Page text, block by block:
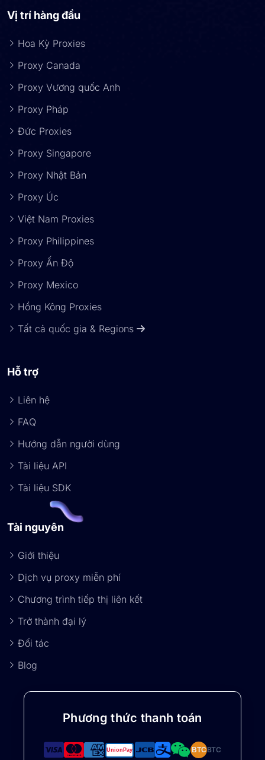
Vị trí hàng đầu
Hoa Kỳ Proxies
Proxy Canada
Proxy Vương quốc Anh
Proxy Pháp
Đức Proxies
Proxy Singapore
Proxy Nhật Bản
Proxy Úc
Việt Nam Proxies
Proxy Philippines
Proxy Ấn Độ
Proxy Mexico
Hồng Kông Proxies
Tất cả quốc gia & Regions
Hỗ trợ
Liên hệ
FAQ
Hướng dẫn người dùng
Tài liệu API
Tài liệu SDK
Tài nguyên
Giới thiệu
Dịch vụ proxy miễn phí
Chương trình tiếp thị liên kết
Trở thành đại lý
Đối tác
Blog
Phương thức thanh toán
BTCBTC